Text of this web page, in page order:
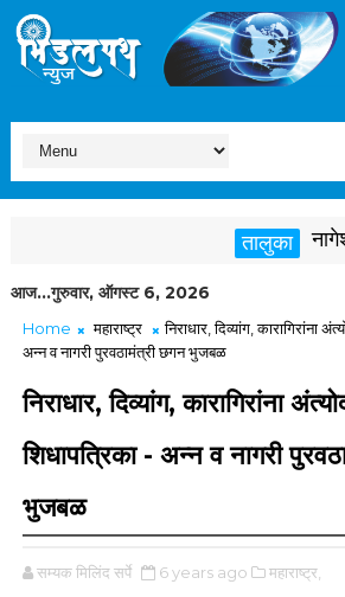
तालुका नागेश
आज...गुरुवार, ऑगस्ट 6, 2026
Home महाराष्ट्र
निराधार, दिव्यांग, कारागिरांना
अन्न व नागरी पुरवठामंत्री छगन भुजबळ
निराधार, दिव्यांग, कारागिरांना
शिधापत्रिका - अन्न व नागरी
भुजबळ
सम्यक मिलिंद सर्पे 6 years ago महाराष्ट्र,